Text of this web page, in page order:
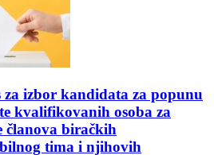
za izbor kandidata za popunu
kvalifikovanih osoba za
članova biračkih
tima i njihovih